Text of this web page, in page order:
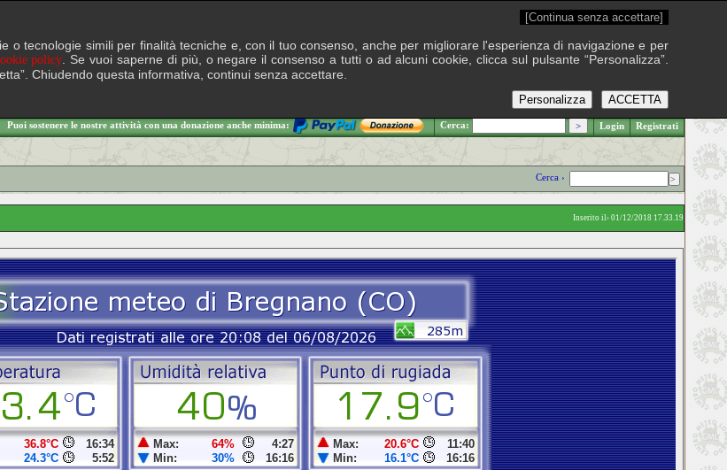
.: Giovedì 6 agosto 2026
Puoi sostenere le nostre attività con una donazione anche minima: Cerca: Login Registrati
Cerca ›
Inserito il› 01/12/2018 17.33.19
[Continua senza accettare]
o tecnologie simili per finalità tecniche e, con il tuo consenso, anche per migliorare l'esperienza di navigazione e per
policy . Se vuoi saperne di più, o negare il consenso a tutti o ad alcuni cookie, clicca sul pulsante “Personalizza”.
Chiudendo questa informativa, continui senza accettare.
ACCETTA
Personalizza